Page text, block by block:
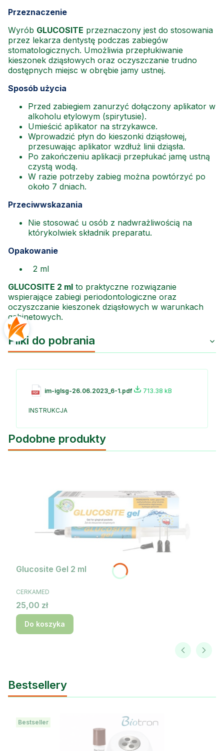
Przeznaczenie
Wyrób GLUCOSITE przeznaczony jest do stosowania
przez lekarza dentystę podczas zabiegów
stomatologicznych. Umożliwia przepłukiwanie
kieszonek dziąsłowych oraz oczyszczanie trudno
dostępnych miejsc w obrębie jamy ustnej.
Sposób użycia
Przed zabiegiem zanurzyć dołączony aplikator w
alkoholu etylowym (spirytusie).
Umieścić aplikator na strzykawce.
Wprowadzić płyn do kieszonki dziąsłowej,
przesuwając aplikator wzdłuż linii dziąsła.
Po zakończeniu aplikacji przepłukać jamę ustną
czystą wodą.
W razie potrzeby zabieg można powtórzyć po
około 7 dniach.
Przeciwwskazania
Nie stosować u osób z nadwrażliwością na
którykolwiek składnik preparatu.
Opakowanie
2 ml
GLUCOSITE 2 ml to praktyczne rozwiązanie
wspierające zabiegi periodontologiczne oraz
oczyszczanie kieszonek dziąsłowych w warunkach
gabinetowych.
Pliki do pobrania
im-iglsg-26.06.2023_6-1.pdf 713.38 kB
INSTRUKCJA
Podobne produkty
Glucosite Gel 2 ml
PRODUCENT
CERKAMED
Cena
25,00 zł
Do koszyka
Bestsellery
Bestseller